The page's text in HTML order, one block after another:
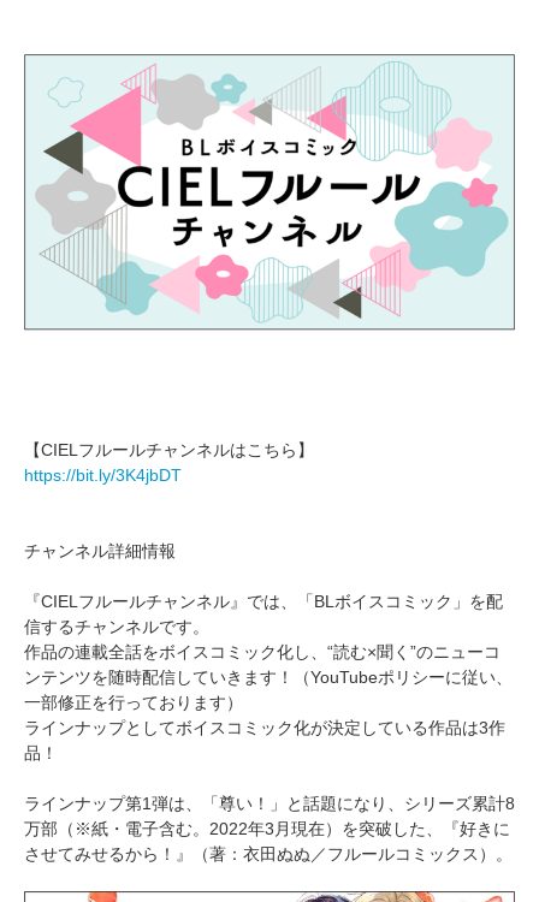
【CIELフルールチャンネルはこちら】
https://bit.ly/3K4jbDT
チャンネル詳細情報
『CIELフルールチャンネル』では、「BLボイスコミック」を配
信するチャンネルです。
作品の連載全話をボイスコミック化し、“読む×聞く”のニューコ
ンテンツを随時配信していきます！（YouTubeポリシーに従い、
一部修正を行っております）
ラインナップとしてボイスコミック化が決定している作品は3作
品！
ラインナップ第1弾は、「尊い！」と話題になり、シリーズ累計8
万部（※紙・電子含む。2022年3月現在）を突破した、『好きに
させてみせるから！』（著：衣田ぬぬ／フルールコミックス）。